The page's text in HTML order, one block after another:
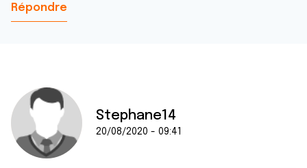
Répondre
Stephane14
20/08/2020 - 09:41